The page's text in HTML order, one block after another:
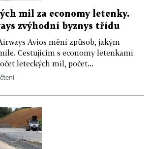
mil za economy letenky.
zvýhodní byznys třídu
Avios mění způsob, jakým
Cestujícím s economy letenkami
leteckých mil, počet...